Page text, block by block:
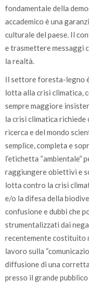
fondamentale della
accademico è una
culturale del paese. Il
e trasmettere messaggi
la realtà.
Il settore foresta-legno
lotta alla crisi climatica,
sempre maggiore
la crisi climatica richiede
ricerca e del mondo
semplice, completa e
l’etichetta “ambientale”
raggiungere obiettivi e
lotta contro la crisi
e/o la difesa della
confusione e dubbi che
strumentalizzati dai
recentemente costituito
lavoro sulla
diffusione di una
presso il grande